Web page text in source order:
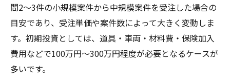
間2～3件の小規模案件から中規模案件を受注した場合の
目安であり、受注単価や案件数によって大きく変動しま
す。初期投資としては、道具・車両・材料費・保険加入
費用などで100万円～300万円程度が必要となるケースが
多いです。